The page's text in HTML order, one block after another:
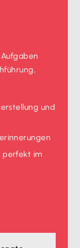
und
perfekt im